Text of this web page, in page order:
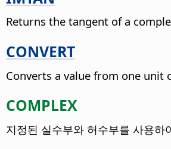
Returns the tangent of a
CONVERT
Converts a value from one
COMPLEX
지정된 실수부와 허수부를 사용하